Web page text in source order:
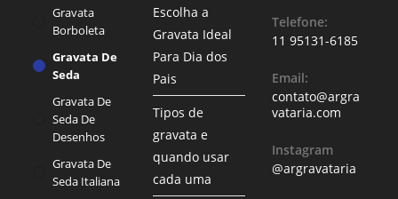
Gravata
Borboleta
Gravata De
Seda
Gravata De
Seda De
Desenhos
Gravata De
Seda Italiana
Escolha a
Gravata Ideal
Para Dia dos
Pais
Tipos de
gravata e
quando usar
cada uma
Telefone:
11 95131-6185
Email:
contato@argra
vataria.com
Instagram
@argravataria